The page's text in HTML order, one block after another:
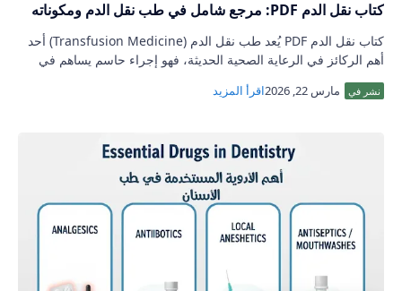
كتاب نقل الدم PDF: مرجع شامل في طب نقل الدم ومكوناته
كتاب نقل الدم PDF يُعد طب نقل الدم (Transfusion Medicine) أحد
أهم الركائز في الرعاية الصحية الحديثة، فهو إجراء حاسم يساهم في